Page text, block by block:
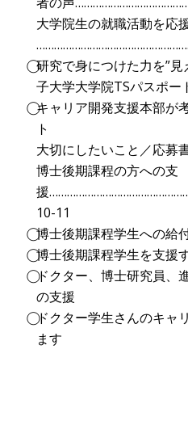
大学院生の就職活動を応
⃝研究で身につけた力を”
子大学大学院TSパスポ
⃝キャリア開発支援本部が
ト
大切にしたいこと／応募
博士後期課程の方への支
援
10-11
⃝博士後期課程学生への給
⃝博士後期課程学生を支援
⃝ドクター、博士研究員
の支援
⃝ドクター学生さんのキャ
ます